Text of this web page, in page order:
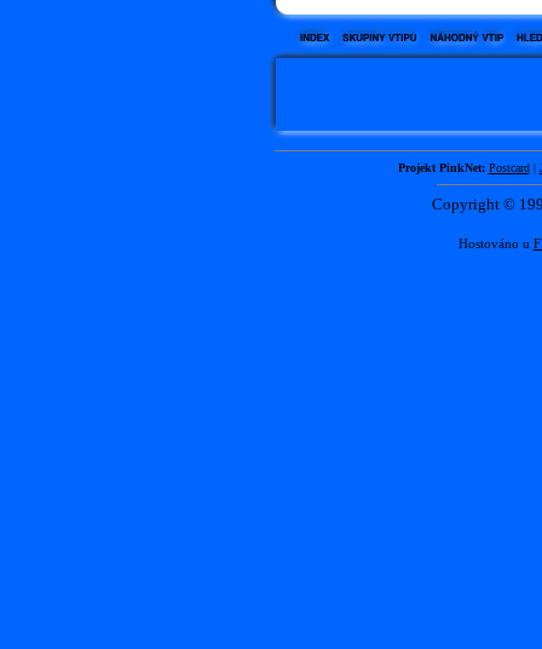
Projekt PinkNet: Postcard|
Copyright ©
Hostováno u